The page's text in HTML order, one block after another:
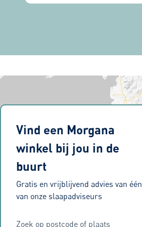
Vind een Morgana
winkel bij jou in de
buurt
Gratis en vrijblijvend advies van één
van onze slaapadviseurs